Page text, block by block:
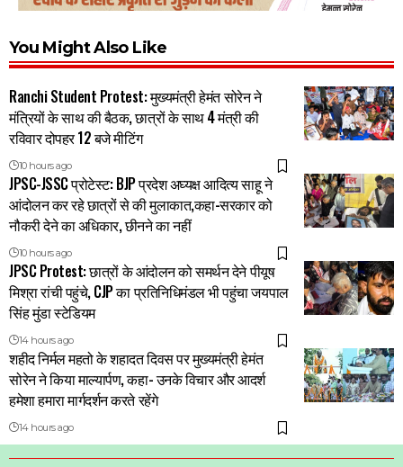
You Might Also Like
Ranchi Student Protest: मुख्यमंत्री हेमंत सोरेन ने
मंत्रियों के साथ की बैठक, छात्रों के साथ 4 मंत्री की
रविवार दोपहर 12 बजे मीटिंग
10 hours ago
JPSC-JSSC प्रोटेस्ट: BJP प्रदेश अघ्यक्ष आदित्य साहू ने
आंदोलन कर रहे छात्रों से की मुलाकात,कहा-सरकार को
नौकरी देने का अधिकार, छीनने का नहीं
10 hours ago
JPSC Protest: छात्रों के आंदोलन को समर्थन देने पीयूष
मिश्रा रांची पहुंचे, CJP का प्रतिनिधिमंडल भी पहुंचा जयपाल
सिंह मुंडा स्टेडियम
14 hours ago
शहीद निर्मल महतो के शहादत दिवस पर मुख्यमंत्री हेमंत
सोरेन ने किया माल्यार्पण, कहा- उनके विचार और आदर्श
हमेशा हमारा मार्गदर्शन करते रहेंगे
14 hours ago